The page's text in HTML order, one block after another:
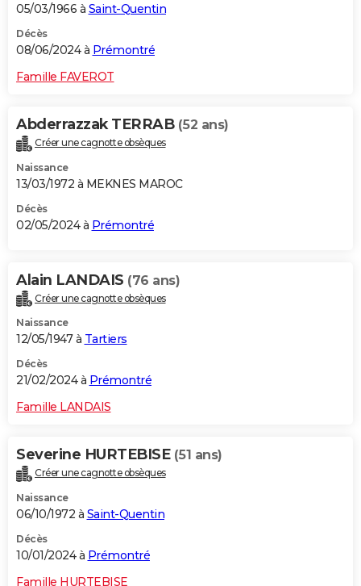
05/03/1966 à Saint-Quentin
Décès
08/06/2024 à Prémontré
Famille FAVEROT
Abderrazzak TERRAB (52 ans)
Créer une cagnotte obsèques
Naissance
13/03/1972 à MEKNES MAROC
Décès
02/05/2024 à Prémontré
Alain LANDAIS (76 ans)
Créer une cagnotte obsèques
Naissance
12/05/1947 à Tartiers
Décès
21/02/2024 à Prémontré
Famille LANDAIS
Severine HURTEBISE (51 ans)
Créer une cagnotte obsèques
Naissance
06/10/1972 à Saint-Quentin
Décès
10/01/2024 à Prémontré
Famille HURTEBISE